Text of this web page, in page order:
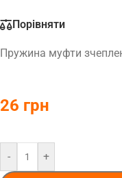
Порівняти
Пружина муфти
26 грн
- +